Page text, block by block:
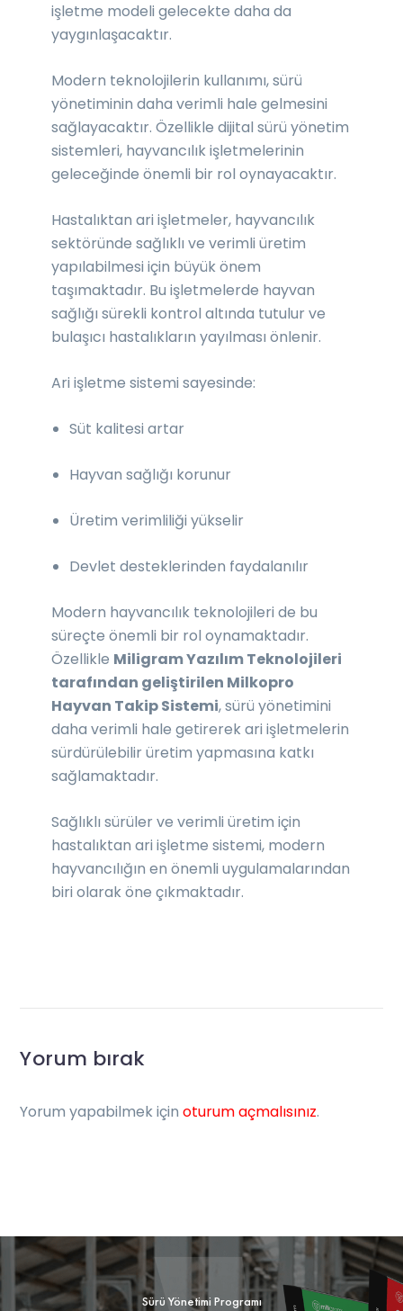
işletme modeli gelecekte daha da
yaygınlaşacaktır.
Modern teknolojilerin kullanımı, sürü
yönetiminin daha verimli hale gelmesini
sağlayacaktır. Özellikle dijital sürü yönetim
sistemleri, hayvancılık işletmelerinin
geleceğinde önemli bir rol oynayacaktır.
Hastalıktan ari işletmeler, hayvancılık
sektöründe sağlıklı ve verimli üretim
yapılabilmesi için büyük önem
taşımaktadır. Bu işletmelerde hayvan
sağlığı sürekli kontrol altında tutulur ve
bulaşıcı hastalıkların yayılması önlenir.
Ari işletme sistemi sayesinde:
Süt kalitesi artar
Hayvan sağlığı korunur
Üretim verimliliği yükselir
Devlet desteklerinden faydalanılır
Modern hayvancılık teknolojileri de bu
süreçte önemli bir rol oynamaktadır.
Özellikle Miligram Yazılım Teknolojileri
tarafından geliştirilen Milkopro
Hayvan Takip Sistemi, sürü yönetimini
daha verimli hale getirerek ari işletmelerin
sürdürülebilir üretim yapmasına katkı
sağlamaktadır.
Sağlıklı sürüler ve verimli üretim için
hastalıktan ari işletme sistemi, modern
hayvancılığın en önemli uygulamalarından
biri olarak öne çıkmaktadır.
Yorum bırak
Yorum yapabilmek içinoturum açmalısınız.
Sürü Yönetimi Programı